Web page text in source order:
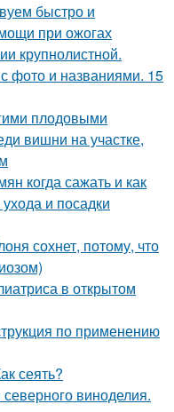
быстро и
при ожогах
крупнолистной.
фото и названиями. 15
плодовыми
вишни на участке,
когда сажать и как
и посадки
сохнет, потому, что
в открытом
по применению
сеять?
виноделия.